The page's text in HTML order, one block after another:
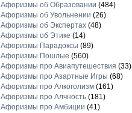
Афоризмы об Образовании (484)
Афоризмы об Увольнении (26)
Афоризмы об Экспертах(48)
Афоризмы об Этике (14)
Афоризмы Парадоксы (89)
Афоризмы Пошлые (560)
Афоризмы про Авиапутешествия (33)
Афоризмы про Азартные Игры (68)
Афоризмы про Алкоголизм(161)
Афоризмы про Алчность(181)
Афоризмы про Амбиции (41)